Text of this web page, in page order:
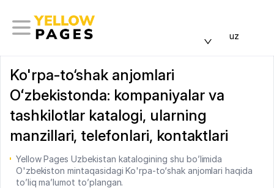
uz
Ko'rpa-to‘shak anjomlari
Oʻzbekistonda: kompaniyalar va
tashkilotlar katalogi, ularning
manzillari, telefonlari, kontaktlari
Yellow Pages Uzbekistan katalogining shu bo’limida
O'zbekiston mintaqasidagi Ko'rpa-to‘shak anjomlari haqida
to’liq ma’lumot to’plangan.